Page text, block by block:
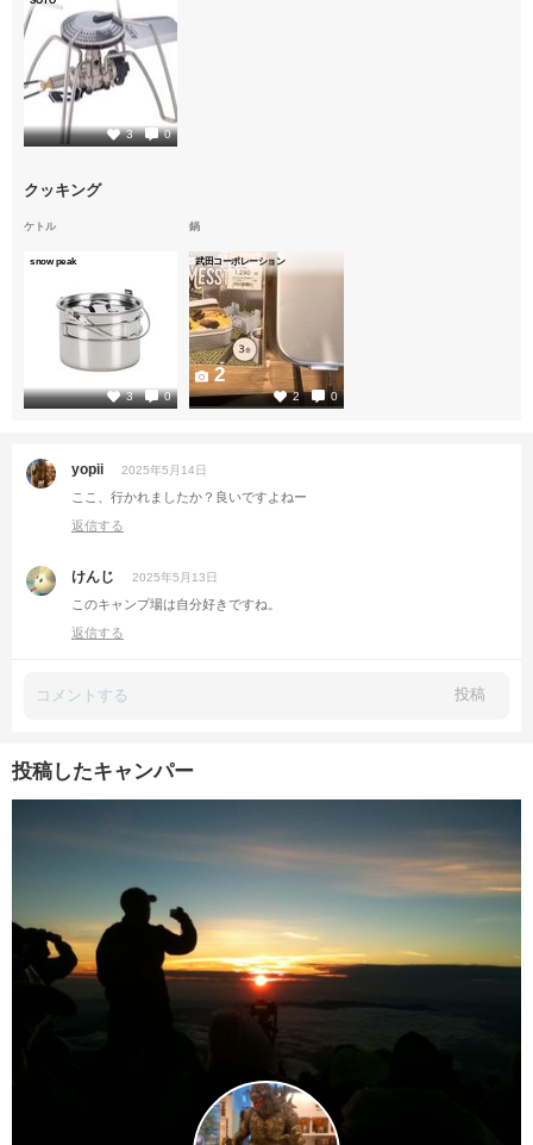
3 0
クッキング
ケトル
snow peak
3 0
鍋
武田コーポレーション
2 0
2
yopii 2025年5月14日
ここ、行かれましたか？良いですよねー
返信する
けんじ 2025年5月13日
このキャンプ場は自分好きですね。
返信する
投稿
投稿したキャンパー